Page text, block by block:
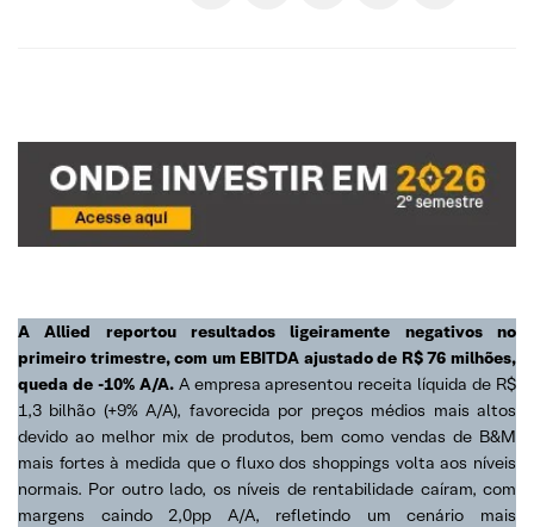
A Allied reportou resultados ligeiramente negativos no
primeiro trimestre, com um EBITDA ajustado de R$ 76 milhões,
queda de -10% A/A. A empresa apresentou receita líquida de R$
1,3 bilhão (+9% A/A), favorecida por preços médios mais altos
devido ao melhor mix de produtos, bem como vendas de B&M
mais fortes à medida que o fluxo dos shoppings volta aos níveis
normais. Por outro lado, os níveis de rentabilidade caíram, com
margens caindo 2,0pp A/A, refletindo um cenário mais